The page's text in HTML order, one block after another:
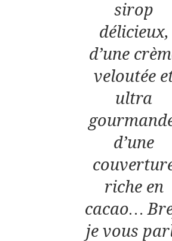
sirop
délicieux,
d’une
veloutée
ultra
d’une
riche en
cacao…
je vous